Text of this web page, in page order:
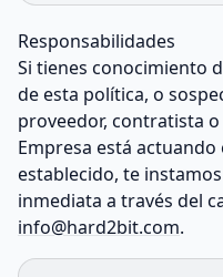
Responsabilidades
Si tienes conocimiento
de esta política, o
proveedor, contratista
Empresa está
establecido, te
inmediata a través del
info@hard2bit.com.